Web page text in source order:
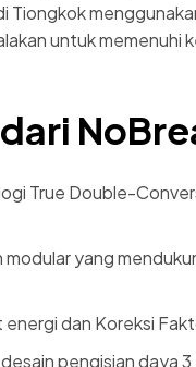
untuk memenuhi
True Double-
modular yang
dan Koreksi
pengisian daya